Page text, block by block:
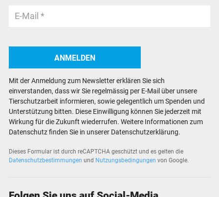
Mit der Anmeldung zum Newsletter erklären Sie sich
einverstanden, dass wir Sie regelmässig per E-Mail über unsere
Tierschutzarbeit informieren, sowie gelegentlich um Spenden und
Unterstützung bitten. Diese Einwilligung können Sie jederzeit mit
Wirkung für die Zukunft wiederrufen. Weitere Informationen zum
Datenschutz finden Sie in unserer Datenschutzerklärung.
Dieses Formular ist durch reCAPTCHA geschützt und es gelten die
Datenschutzbestimmungen und Nutzungsbedingungen von Google.